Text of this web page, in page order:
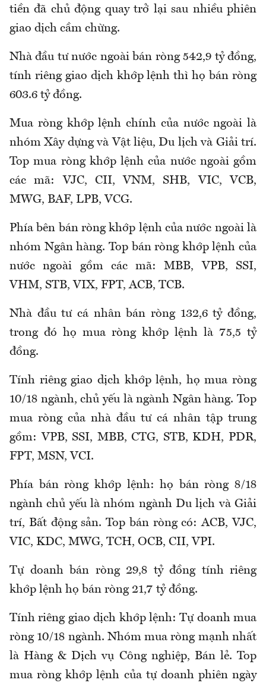
tiền đã chủ động quay trở lại sau nhiều phiên
giao dịch cầm chừng.
Nhà đầu tư nước ngoài bán ròng 542,9 tỷ đồng,
tính riêng giao dịch khớp lệnh thì họ bán ròng
603.6 tỷ đồng.
Mua ròng khớp lệnh chính của nước ngoài là
nhóm Xây dựng và Vật liệu, Du lịch và Giải trí.
Top mua ròng khớp lệnh của nước ngoài gồm
các mã: VJC, CII, VNM, SHB, VIC, VCB,
MWG, BAF, LPB, VCG.
Phía bên bán ròng khớp lệnh của nước ngoài là
nhóm Ngân hàng. Top bán ròng khớp lệnh của
nước ngoài gồm các mã: MBB, VPB, SSI,
VHM, STB, VIX, FPT, ACB, TCB.
Nhà đầu tư cá nhân bán ròng 132,6 tỷ đồng,
trong đó họ mua ròng khớp lệnh là 75,5 tỷ
đồng.
Tính riêng giao dịch khớp lệnh, họ mua ròng
10/18 ngành, chủ yếu là ngành Ngân hàng. Top
mua ròng của nhà đầu tư cá nhân tập trung
gồm: VPB, SSI, MBB, CTG, STB, KDH, PDR,
FPT, MSN, VCI.
Phía bán ròng khớp lệnh: họ bán ròng 8/18
ngành chủ yếu là nhóm ngành Du lịch và Giải
trí, Bất động sản. Top bán ròng có: ACB, VJC,
VIC, KDC, MWG, TCH, OCB, CII, VPI.
Tự doanh bán ròng 29,8 tỷ đồng tính riêng
khớp lệnh họ bán ròng 21,7 tỷ đồng.
Tính riêng giao dịch khớp lệnh: Tự doanh mua
ròng 10/18 ngành. Nhóm mua ròng mạnh nhất
là Hàng & Dịch vụ Công nghiệp, Bán lẻ. Top
mua ròng khớp lệnh của tự doanh phiên ngày